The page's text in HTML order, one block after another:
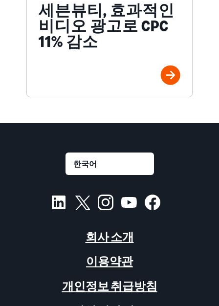
세븐뷰티, 효과적인
비디오 광고로 CPC
11% 감소
회사 소개
이용약관
개인정보 취급방침